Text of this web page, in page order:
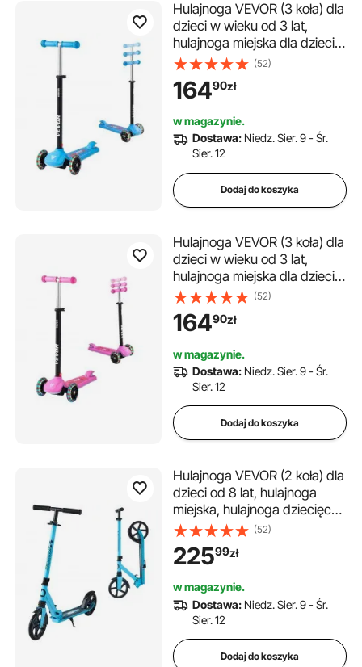
Hulajnoga VEVOR (3 koła) dla
dzieci w wieku od 3 lat,
hulajnoga miejska dla dzieci
ze świecącymi kołami,
regulowaną wysokością
kierownicy, antypoślizgową
ramą, hulajnoga dla dzieci do
75 kg, niebieska
(52)
16490zł
w magazynie.
Dostawa: Niedz. Sier. 9 - Śr.
Sier. 12
Dodaj do koszyka
Hulajnoga VEVOR (3 koła) dla
dzieci w wieku od 3 lat,
hulajnoga miejska dla dzieci
ze świecącymi kołami,
regulowaną wysokością
kierownicy, antypoślizgową
ramą, hulajnoga dla dzieci do
75 kg, różowa
(52)
16490zł
w magazynie.
Dostawa: Niedz. Sier. 9 - Śr.
Sier. 12
Dodaj do koszyka
Hulajnoga VEVOR (2 koła) dla
dzieci od 8 lat, hulajnoga
miejska, hulajnoga dziecięca,
hulajnoga uliczna z
regulowaną wysokością
kierownicy i antypoślizgową
hulajnoga do 100 kg, czarno-
niebieska
(52)
22599zł
w magazynie.
Dostawa: Niedz. Sier. 9 - Śr.
Sier. 12
Dodaj do koszyka